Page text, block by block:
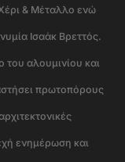
& Μέταλλο ενώ
Ισαάκ Βρεττός.
αλουμινίου και
πρωτοπόρους
ενημέρωση και